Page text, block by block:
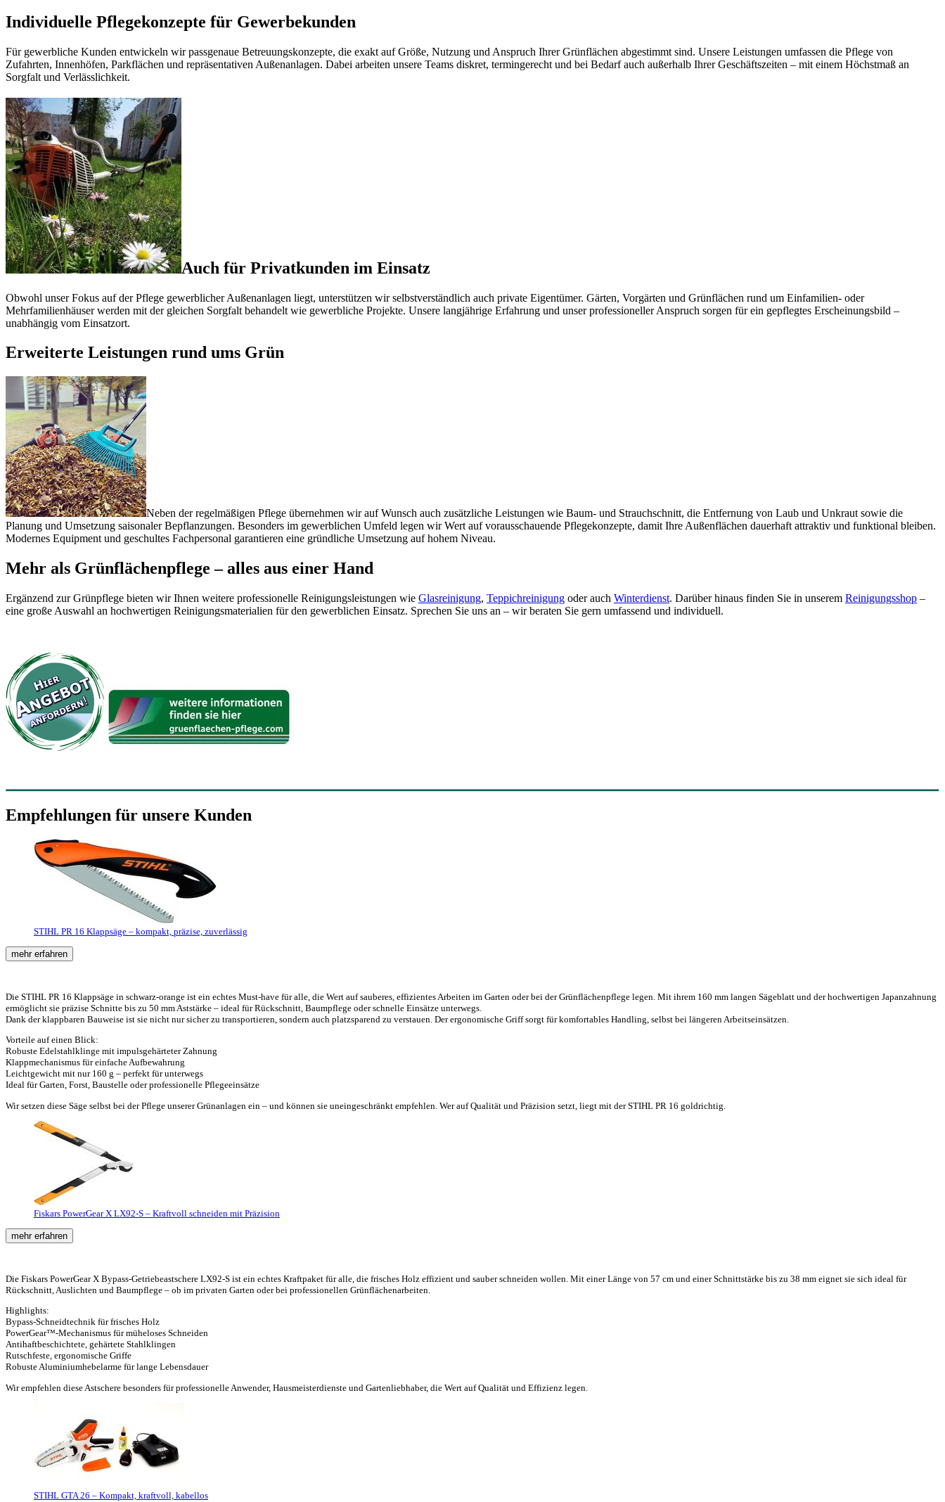
Individuelle Pflegekonzepte für Gewerbekunden
Für gewerbliche Kunden entwickeln wir passgenaue Betreuungskonzepte, die exakt auf Größe, Nutzung und Anspruch Ihrer Grünflächen abgestimmt sind. Unsere Leistungen umfassen die Pflege von
Zufahrten, Innenhöfen, Parkflächen und repräsentativen Außenanlagen. Dabei arbeiten unsere Teams diskret, termingerecht und bei Bedarf auch außerhalb Ihrer Geschäftszeiten – mit einem Höchstmaß an
Sorgfalt und Verlässlichkeit.
Auch für Privatkunden im Einsatz
Obwohl unser Fokus auf der Pflege gewerblicher Außenanlagen liegt, unterstützen wir selbstverständlich auch private Eigentümer. Gärten, Vorgärten und Grünflächen rund um Einfamilien- oder
Mehrfamilienhäuser werden mit der gleichen Sorgfalt behandelt wie gewerbliche Projekte. Unsere langjährige Erfahrung und unser professioneller Anspruch sorgen für ein gepflegtes Erscheinungsbild –
unabhängig vom Einsatzort.
Erweiterte Leistungen rund ums Grün
Neben der regelmäßigen Pflege übernehmen wir auf Wunsch auch zusätzliche Leistungen wie Baum- und Strauchschnitt, die Entfernung von Laub und Unkraut sowie die
Planung und Umsetzung saisonaler Bepflanzungen. Besonders im gewerblichen Umfeld legen wir Wert auf vorausschauende Pflegekonzepte, damit Ihre Außenflächen dauerhaft attraktiv und funktional bleiben.
Modernes Equipment und geschultes Fachpersonal garantieren eine gründliche Umsetzung auf hohem Niveau.
Mehr als Grünflächenpflege – alles aus einer Hand
Ergänzend zur Grünpflege bieten wir Ihnen weitere professionelle Reinigungsleistungen wie Glasreinigung, Teppichreinigung oder auch Winterdienst. Darüber hinaus finden Sie in unserem Reinigungsshop –
eine große Auswahl an hochwertigen Reinigungsmaterialien für den gewerblichen Einsatz. Sprechen Sie uns an – wir beraten Sie gern umfassend und individuell.
Empfehlungen für unsere Kunden
STIHL PR 16 Klappsäge – kompakt, präzise, zuverlässig
mehr erfahren
Die STIHL PR 16 Klappsäge in schwarz-orange ist ein echtes Must-have für alle, die Wert auf sauberes, effizientes Arbeiten im Garten oder bei der Grünflächenpflege legen. Mit ihrem 160 mm langen Sägeblatt und der hochwertigen Japanzahnung
ermöglicht sie präzise Schnitte bis zu 50 mm Aststärke – ideal für Rückschnitt, Baumpflege oder schnelle Einsätze unterwegs.
Dank der klappbaren Bauweise ist sie nicht nur sicher zu transportieren, sondern auch platzsparend zu verstauen. Der ergonomische Griff sorgt für komfortables Handling, selbst bei längeren Arbeitseinsätzen.
Vorteile auf einen Blick:
Robuste Edelstahlklinge mit impulsgehärteter Zahnung
Klappmechanismus für einfache Aufbewahrung
Leichtgewicht mit nur 160 g – perfekt für unterwegs
Ideal für Garten, Forst, Baustelle oder professionelle Pflegeeinsätze
Wir setzen diese Säge selbst bei der Pflege unserer Grünanlagen ein – und können sie uneingeschränkt empfehlen. Wer auf Qualität und Präzision setzt, liegt mit der STIHL PR 16 goldrichtig.
Fiskars PowerGear X LX92-S – Kraftvoll schneiden mit Präzision
mehr erfahren
Die Fiskars PowerGear X Bypass-Getriebeastschere LX92-S ist ein echtes Kraftpaket für alle, die frisches Holz effizient und sauber schneiden wollen. Mit einer Länge von 57 cm und einer Schnittstärke bis zu 38 mm eignet sie sich ideal für
Rückschnitt, Auslichten und Baumpflege – ob im privaten Garten oder bei professionellen Grünflächenarbeiten.
Highlights:
Bypass-Schneidtechnik für frisches Holz
PowerGear™-Mechanismus für müheloses Schneiden
Antihaftbeschichtete, gehärtete Stahlklingen
Rutschfeste, ergonomische Griffe
Robuste Aluminiumhebelarme für lange Lebensdauer
Wir empfehlen diese Astschere besonders für professionelle Anwender, Hausmeisterdienste und Gartenliebhaber, die Wert auf Qualität und Effizienz legen.
STIHL GTA 26 – Kompakt, kraftvoll, kabellos